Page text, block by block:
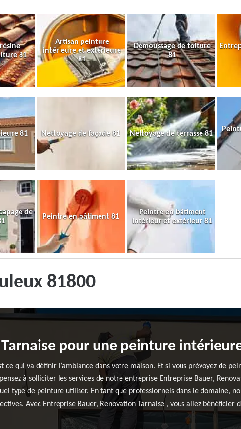
81
Artisan peinture
intérieure et extérieure
81
Démoussage de toiture
81
81 Nettoyage de façade 81 Nettoyage de terrasse 81
de
Peintre en bâtiment 81
Peintre en bâtiment
intérieur et extérieur 81
81800
pour une peinture
ce qui va définir l’ambiance dans votre maison. Et si vous prévoyez de
à solliciter les services de notre entreprise Entreprise Bauer,
type de peinture utiliser. En tant que professionnels dans le domaine,
Avec Entreprise Bauer, Renovation Tarnaise , vous allez bénéficier